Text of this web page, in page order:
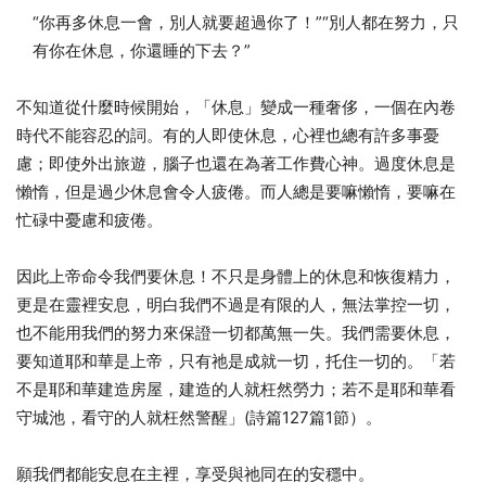
“你再多休息一會，別人就要超過你了！”“別人都在努力，只
有你在休息，你還睡的下去？”
不知道從什麼時候開始，「休息」變成一種奢侈，一個在內卷
時代不能容忍的詞。有的人即使休息，心裡也總有許多事憂
慮；即使外出旅遊，腦子也還在為著工作費心神。過度休息是
懶惰，但是過少休息會令人疲倦。而人總是要嘛懶惰，要嘛在
忙碌中憂慮和疲倦。
因此上帝命令我們要休息！不只是身體上的休息和恢復精力，
更是在靈裡安息，明白我們不過是有限的人，無法掌控一切，
也不能用我們的努力來保證一切都萬無一失。我們需要休息，
要知道耶和華是上帝，只有祂是成就一切，托住一切的。「若
不是耶和華建造房屋，建造的人就枉然勞力；若不是耶和華看
守城池，看守的人就枉然警醒」(詩篇127篇1節）。
願我們都能安息在主裡，享受與祂同在的安穩中。